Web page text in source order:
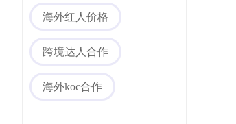
海外红人价格
跨境达人合作
海外koc合作